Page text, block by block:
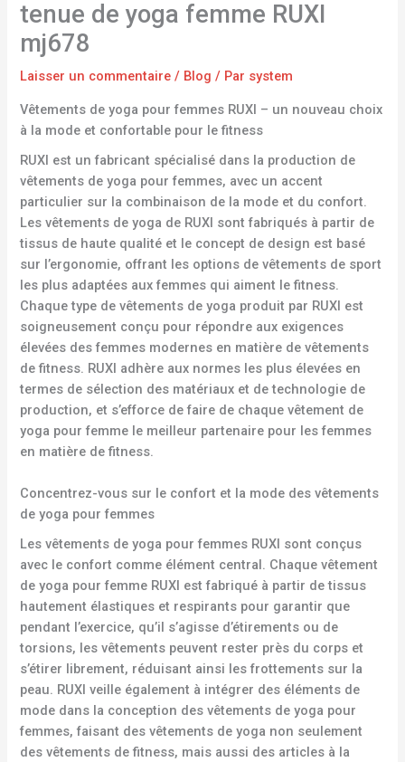
tenue de yoga femme RUXI
mj678
Laisser un commentaire / Blog / Par system
Vêtements de yoga pour femmes RUXI – un nouveau choix
à la mode et confortable pour le fitness
RUXI est un fabricant spécialisé dans la production de
vêtements de yoga pour femmes, avec un accent
particulier sur la combinaison de la mode et du confort.
Les vêtements de yoga de RUXI sont fabriqués à partir de
tissus de haute qualité et le concept de design est basé
sur l’ergonomie, offrant les options de vêtements de sport
les plus adaptées aux femmes qui aiment le fitness.
Chaque type de vêtements de yoga produit par RUXI est
soigneusement conçu pour répondre aux exigences
élevées des femmes modernes en matière de vêtements
de fitness. RUXI adhère aux normes les plus élevées en
termes de sélection des matériaux et de technologie de
production, et s’efforce de faire de chaque vêtement de
yoga pour femme le meilleur partenaire pour les femmes
en matière de fitness.
Concentrez-vous sur le confort et la mode des vêtements
de yoga pour femmes
Les vêtements de yoga pour femmes RUXI sont conçus
avec le confort comme élément central. Chaque vêtement
de yoga pour femme RUXI est fabriqué à partir de tissus
hautement élastiques et respirants pour garantir que
pendant l’exercice, qu’il s’agisse d’étirements ou de
torsions, les vêtements peuvent rester près du corps et
s’étirer librement, réduisant ainsi les frottements sur la
peau. RUXI veille également à intégrer des éléments de
mode dans la conception des vêtements de yoga pour
femmes, faisant des vêtements de yoga non seulement
des vêtements de fitness, mais aussi des articles à la